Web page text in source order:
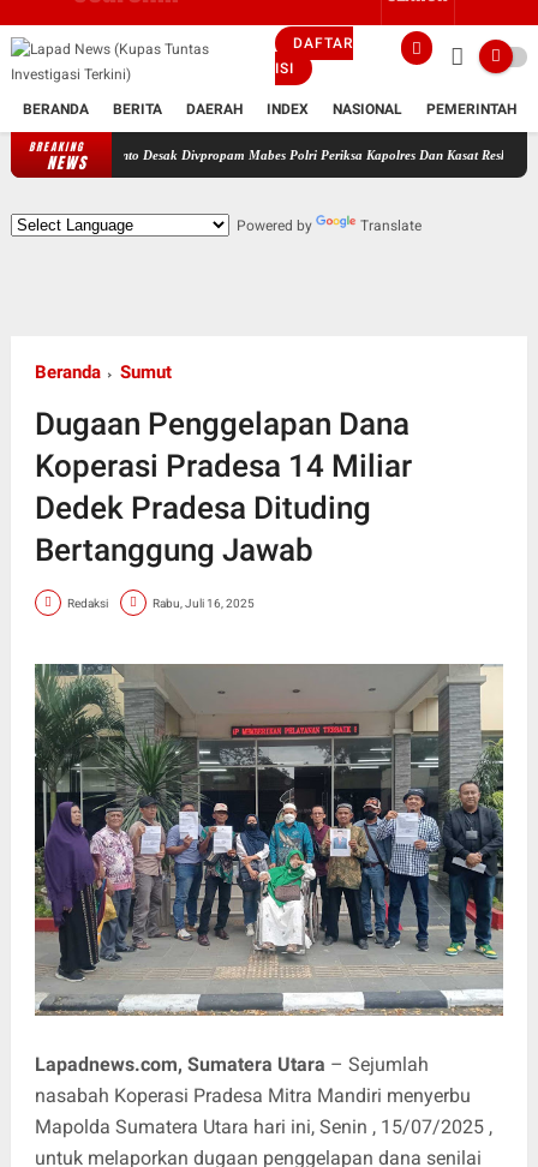
DAFTAR
ISI
BERANDA BERITA DAERAH INDEX NASIONAL PEMERINTAH
BREAKING
NEWS
Desak Divpropam Mabes Polri Periksa Kapolres Dan Kasat Reskrim Polres
Powered by Translate
Beranda Sumut
Dugaan Penggelapan Dana
Koperasi Pradesa 14 Miliar
Dedek Pradesa Dituding
Bertanggung Jawab
Redaksi Rabu, Juli 16, 2025
Lapadnews.com, Sumatera Utara – Sejumlah
nasabah Koperasi Pradesa Mitra Mandiri menyerbu
Mapolda Sumatera Utara hari ini, Senin , 15/07/2025 ,
untuk melaporkan dugaan penggelapan dana senilai